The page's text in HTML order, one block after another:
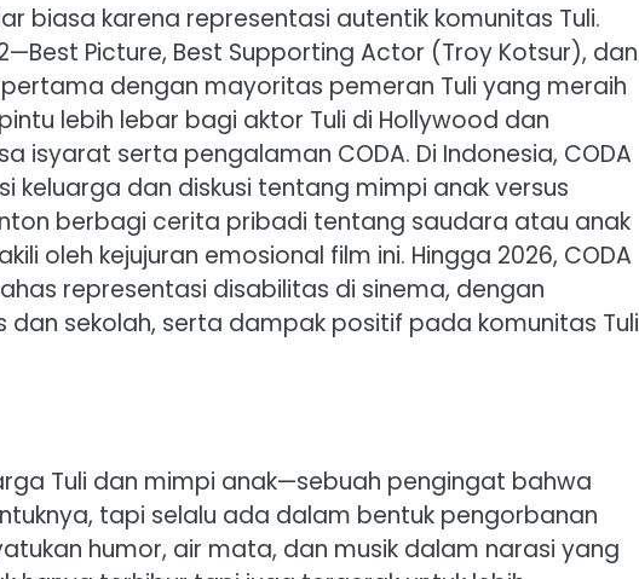
biasa karena representasi autentik komunitas Tuli.
Picture, Best Supporting Actor (Troy Kotsur), dan
dengan mayoritas pemeran Tuli yang meraih
lebih lebar bagi aktor Tuli di Hollywood dan
isyarat serta pengalaman CODA. Di Indonesia, CODA
keluarga dan diskusi tentang mimpi anak versus
berbagi cerita pribadi tentang saudara atau anak
oleh kejujuran emosional film ini. Hingga 2026, CODA
representasi disabilitas di sinema, dengan
sekolah, serta dampak positif pada komunitas Tuli
Tuli dan mimpi anak—sebuah pengingat bahwa
tapi selalu ada dalam bentuk pengorbanan
humor, air mata, dan musik dalam narasi yang